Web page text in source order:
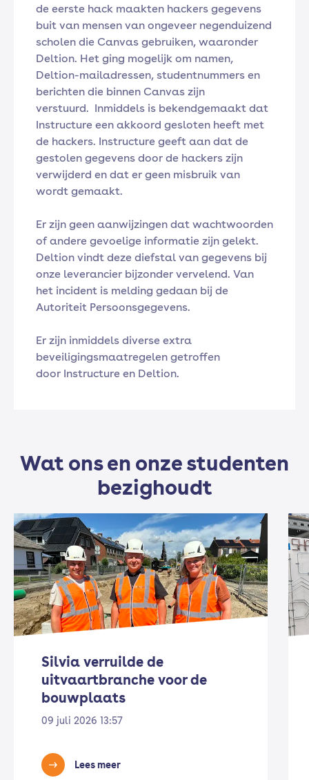
de eerste hack maakten hackers gegevens
buit van mensen van ongeveer negenduizend
scholen die Canvas gebruiken, waaronder
Deltion. Het ging mogelijk om namen,
Deltion-mailadressen, studentnummers en
berichten die binnen Canvas zijn
verstuurd. Inmiddels is bekendgemaakt dat
Instructure een akkoord gesloten heeft met
de hackers. Instructure geeft aan dat de
gestolen gegevens door de hackers zijn
verwijderd en dat er geen misbruik van
wordt gemaakt.
Er zijn geen aanwijzingen dat wachtwoorden
of andere gevoelige informatie zijn gelekt.
Deltion vindt deze diefstal van gegevens bij
onze leverancier bijzonder vervelend. Van
het incident is melding gedaan bij de
Autoriteit Persoonsgegevens.
Er zijn inmiddels diverse extra
beveiligingsmaatregelen getroffen
door Instructure en Deltion.
Wat ons en onze studenten
bezighoudt
Silvia verruilde de
uitvaartbranche voor de
bouwplaats
09 juli 2026 13:57
Lees meer